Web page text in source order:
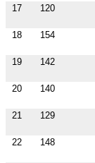
17
120
18
154
19
142
20
140
21
129
22
148